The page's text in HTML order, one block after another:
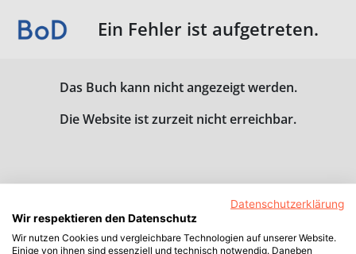
Ein Fehler ist aufgetreten.
Das Buch kann nicht angezeigt werden.
Die Website ist zurzeit nicht erreichbar.
Datenschutzerklärung
Wir respektieren den Datenschutz
Wir nutzen Cookies und vergleichbare Technologien auf unserer Website.
Einige von ihnen sind essenziell und technisch notwendig. Daneben